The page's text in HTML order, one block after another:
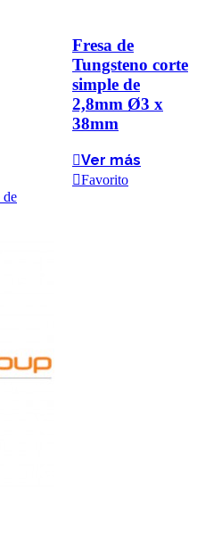
Fresa de
Tungsteno corte
simple de
2,8mm Ø3 x
38mm
Ver más
Favorito